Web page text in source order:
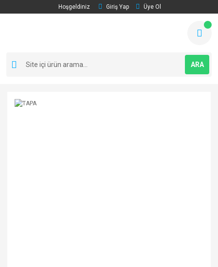
Hoşgeldiniz Giriş Yap Üye Ol
ARA